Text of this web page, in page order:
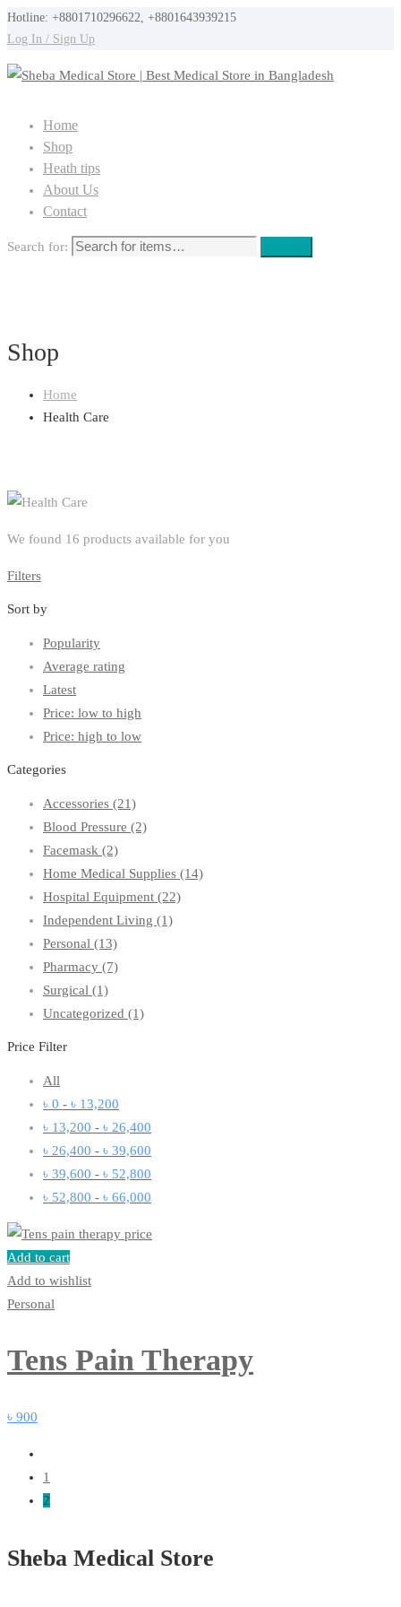
Hotline: +8801710296622, +8801643939215
Log In / Sign Up
Home
Shop
Heath tips
About Us
Contact
Search for:
Shop
Home
Health Care
We found 16 products available for you
Filters
Sort by
Popularity
Average rating
Latest
Price: low to high
Price: high to low
Categories
Accessories (21)
Blood Pressure (2)
Facemask (2)
Home Medical Supplies (14)
Hospital Equipment (22)
Independent Living (1)
Personal (13)
Pharmacy (7)
Surgical (1)
Uncategorized (1)
Price Filter
All
৳ 0 - ৳ 13,200
৳ 13,200 - ৳ 26,400
৳ 26,400 - ৳ 39,600
৳ 39,600 - ৳ 52,800
৳ 52,800 - ৳ 66,000
Add to cart
Add to wishlist
Personal
Tens Pain Therapy
৳ 900
1
2
Sheba Medical Store